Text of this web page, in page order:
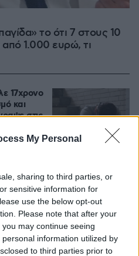
My Personal
sharing to third parties, or
sensitive information for
use the below opt-out
Please note that after your
may continue seeing
information utilized by
to third parties prior to
το ότι 7 στους 10
1.000 ευρώ, τι
17χρονο
και
στις
27
με τη
6